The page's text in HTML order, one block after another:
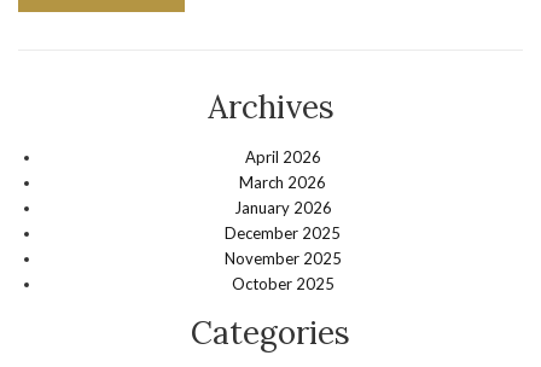
Archives
April 2026
March 2026
January 2026
December 2025
November 2025
October 2025
Categories